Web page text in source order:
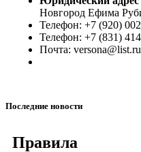
Новгород Ефима
Телефон: +7 (920)
Телефон: +7 (831)
Почта: versona@list.ru
Последние новости
Правила